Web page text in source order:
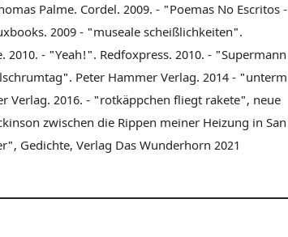
Palme. Cordel. 2009. - "Poemas No Escritos -
2009 - "museale scheißlichkeiten".
- "Yeah!". Redfoxpress. 2010. - "Supermann
Peter Hammer Verlag. 2014 - "unterm
Verlag. 2016. - "rotkäppchen fliegt rakete", neue
zwischen die Rippen meiner Heizung in San
Gedichte, Verlag Das Wunderhorn 2021